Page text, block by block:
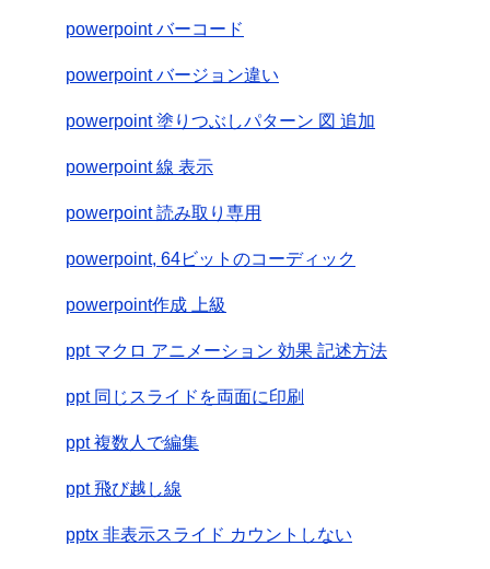
powerpoint バーコード
powerpoint バージョン違い
powerpoint 塗りつぶしパターン 図 追加
powerpoint 線 表示
powerpoint 読み取り専用
powerpoint, 64ビットのコーディック
powerpoint作成 上級
ppt マクロ アニメーション 効果 記述方法
ppt 同じスライドを両面に印刷
ppt 複数人で編集
ppt 飛び越し線
pptx 非表示スライド カウントしない